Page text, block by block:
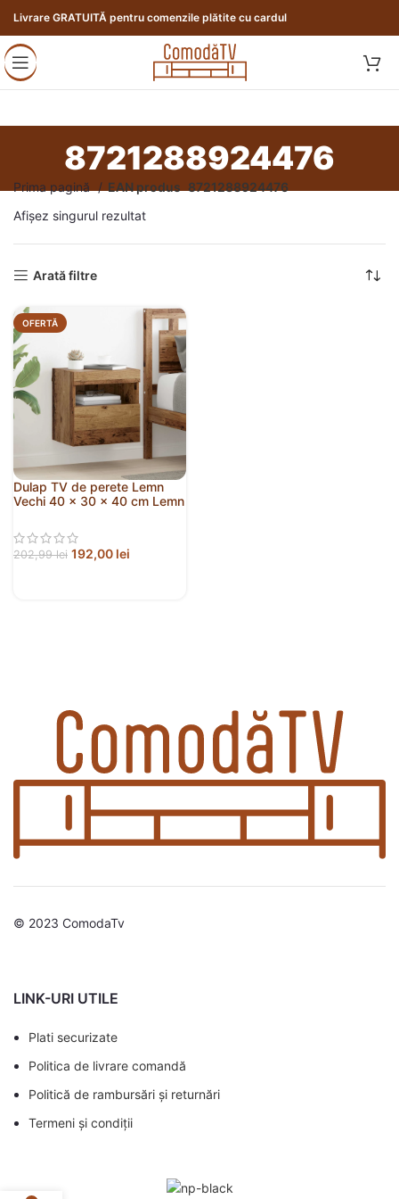
Livrare GRATUITĂ pentru comenzile plătite cu cardul
8721288924476
Prima pagină EAN produs 8721288924476
Afișez singurul rezultat
Arată filtre
OFERTĂ
Dulap TV de perete Lemn
Vechi 40 x 30 x 40 cm Lemn
202,99lei 192,00 lei
© 2023 ComodaTv
LINK-URI UTILE
Plati securizate
Politica de livrare comandă
Politică de rambursări și returnări
Termeni și condiții